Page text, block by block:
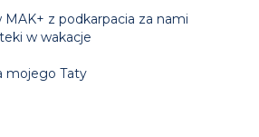
z podkarpacia za nami
w wakacje
mojego Taty